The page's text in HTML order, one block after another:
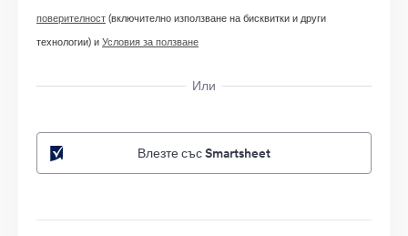
поверителност(включително използване на бисквитки и други
технологии) иУсловия за ползване
Или
Влезте със Smartsheet